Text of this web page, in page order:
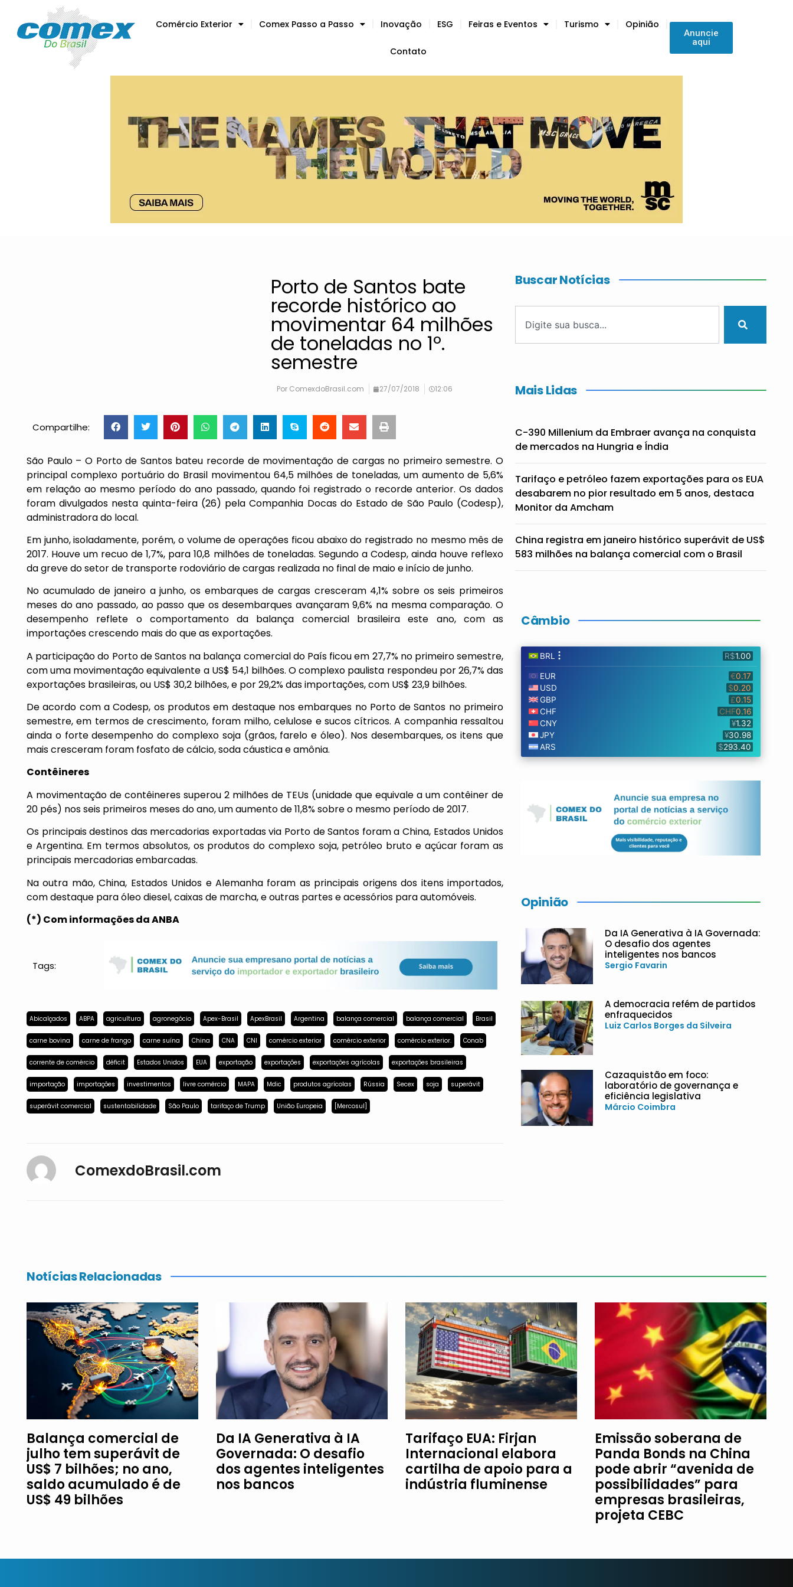
Comércio Exterior Comex Passo a Passo Inovação ESG Feiras e Eventos Turismo Opinião
Contato
Anuncie
aqui
Porto de Santos bate
recorde histórico ao
movimentar 64 milhões
de toneladas no 1º.
semestre
Por ComexdoBrasil.com 27/07/2018 12:06
Compartilhe:
São Paulo – O Porto de Santos bateu recorde de movimentação de cargas no primeiro semestre. O
principal complexo portuário do Brasil movimentou 64,5 milhões de toneladas, um aumento de 5,6%
em relação ao mesmo período do ano passado, quando foi registrado o recorde anterior. Os dados
foram divulgados nesta quinta-feira (26) pela Companhia Docas do Estado de São Paulo (Codesp),
administradora do local.
Em junho, isoladamente, porém, o volume de operações ficou abaixo do registrado no mesmo mês de
2017. Houve um recuo de 1,7%, para 10,8 milhões de toneladas. Segundo a Codesp, ainda houve reflexo
da greve do setor de transporte rodoviário de cargas realizada no final de maio e início de junho.
No acumulado de janeiro a junho, os embarques de cargas cresceram 4,1% sobre os seis primeiros
meses do ano passado, ao passo que os desembarques avançaram 9,6% na mesma comparação. O
desempenho reflete o comportamento da balança comercial brasileira este ano, com as
importações crescendo mais do que as exportações.
A participação do Porto de Santos na balança comercial do País ficou em 27,7% no primeiro semestre,
com uma movimentação equivalente a US$ 54,1 bilhões. O complexo paulista respondeu por 26,7% das
exportações brasileiras, ou US$ 30,2 bilhões, e por 29,2% das importações, com US$ 23,9 bilhões.
De acordo com a Codesp, os produtos em destaque nos embarques no Porto de Santos no primeiro
semestre, em termos de crescimento, foram milho, celulose e sucos cítricos. A companhia ressaltou
ainda o forte desempenho do complexo soja (grãos, farelo e óleo). Nos desembarques, os itens que
mais cresceram foram fosfato de cálcio, soda cáustica e amônia.
Contêineres
A movimentação de contêineres superou 2 milhões de TEUs (unidade que equivale a um contêiner de
20 pés) nos seis primeiros meses do ano, um aumento de 11,8% sobre o mesmo período de 2017.
Os principais destinos das mercadorias exportadas via Porto de Santos foram a China, Estados Unidos
e Argentina. Em termos absolutos, os produtos do complexo soja, petróleo bruto e açúcar foram as
principais mercadorias embarcadas.
Na outra mão, China, Estados Unidos e Alemanha foram as principais origens dos itens importados,
com destaque para óleo diesel, caixas de marcha, e outras partes e acessórios para automóveis.
(*) Com informações da ANBA
Tags:
Abicalçados ABPA agricultura agronegócio Apex-Brasil ApexBrasil Argentina balança comercial balança comercial Brasil
carne bovina carne de frango carne suína China CNA CNI comércio exterior comércio exterior comércio exterior. Conab
corrente de comércio déficit Estados Unidos EUA exportação exportações exportações agrícolas exportações brasileiras
importação importações investimentos livre comércio MAPA Mdic produtos agrícolas Rússia Secex soja superávit
superávit comercial sustentabilidade São Paulo tarifaço de Trump União Europeia [Mercosul]
ComexdoBrasil.com
Buscar Notícias
Mais Lidas
C-390 Millenium da Embraer avança na conquista
de mercados na Hungria e Índia
Tarifaço e petróleo fazem exportações para os EUA
desabarem no pior resultado em 5 anos, destaca
Monitor da Amcham
China registra em janeiro histórico superávit de US$
583 milhões na balança comercial com o Brasil
Câmbio
Opinião
Da IA Generativa à IA Governada:
O desafio dos agentes
inteligentes nos bancos
Sergio Favarin
A democracia refém de partidos
enfraquecidos
Luiz Carlos Borges da Silveira
Cazaquistão em foco:
laboratório de governança e
eficiência legislativa
Márcio Coimbra
Notícias Relacionadas
Balança comercial de
julho tem superávit de
US$ 7 bilhões; no ano,
saldo acumulado é de
US$ 49 bilhões
Da IA Generativa à IA
Governada: O desafio
dos agentes inteligentes
nos bancos
Tarifaço EUA: Firjan
Internacional elabora
cartilha de apoio para a
indústria fluminense
Emissão soberana de
Panda Bonds na China
pode abrir “avenida de
possibilidades” para
empresas brasileiras,
projeta CEBC